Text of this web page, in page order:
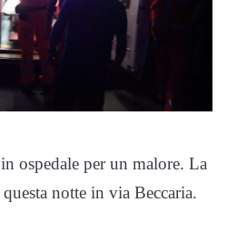
ospedale per un malore. La
notte in via Beccaria.